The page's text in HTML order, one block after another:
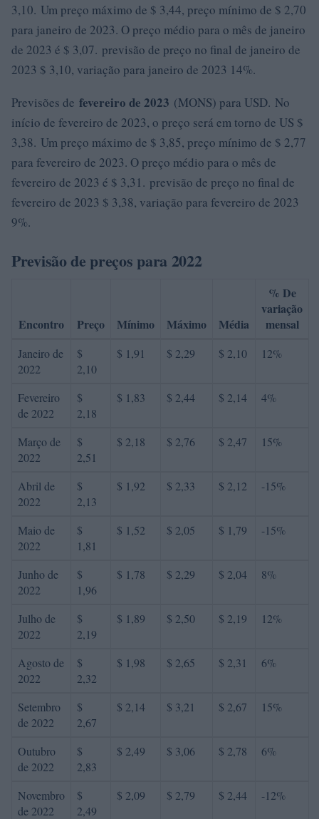
3,10. Um preço máximo de $ 3,44, preço mínimo de $ 2,70
para janeiro de 2023. O preço médio para o mês de janeiro
de 2023 é $ 3,07. previsão de preço no final de janeiro de
2023 $ 3,10, variação para janeiro de 2023 14%.
Previsões de fevereiro de 2023 (MONS) para USD. No
início de fevereiro de 2023, o preço será em torno de US $
3,38. Um preço máximo de $ 3,85, preço mínimo de $ 2,77
para fevereiro de 2023. O preço médio para o mês de
fevereiro de 2023 é $ 3,31. previsão de preço no final de
fevereiro de 2023 $ 3,38, variação para fevereiro de 2023
9%.
Previsão de preços para 2022
Encontro Preço Mínimo Máximo Média
% De
variação
mensal
Janeiro de
2022
$
2,10
$ 1,91 $ 2,29 $ 2,10 12%
Fevereiro
de 2022
$
2,18
$ 1,83 $ 2,44 $ 2,14 4%
Março de
2022
$
2,51
$ 2,18 $ 2,76 $ 2,47 15%
Abril de
2022
$
2,13
$ 1,92 $ 2,33 $ 2,12 -15%
Maio de
2022
$
1,81
$ 1,52 $ 2,05 $ 1,79 -15%
Junho de
2022
$
1,96
$ 1,78 $ 2,29 $ 2,04 8%
Julho de
2022
$
2,19
$ 1,89 $ 2,50 $ 2,19 12%
Agosto de
2022
$
2,32
$ 1,98 $ 2,65 $ 2,31 6%
Setembro
de 2022
$
2,67
$ 2,14 $ 3,21 $ 2,67 15%
Outubro
de 2022
$
2,83
$ 2,49 $ 3,06 $ 2,78 6%
Novembro
de 2022
$
2,49
$ 2,09 $ 2,79 $ 2,44 -12%